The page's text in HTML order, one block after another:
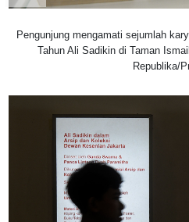
Pengunjung mengamati sejumlah
Tahun Ali Sadikin di Taman
Republika/